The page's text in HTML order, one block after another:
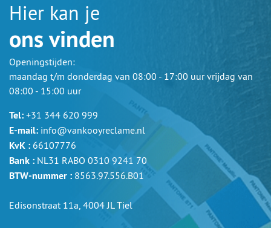
Hier kan je
ons vinden
Openingstijden:
maandag t/m donderdag van 08:00 - 17:00 uur vrijdag van
08:00 - 15:00 uur
Tel: +31 344 620 999
E-mail: info@vankooyreclame.nl
KvK : 66107776
Bank : NL31 RABO 0310 9241 70
BTW-nummer : 8563.97.556.B01
Edisonstraat 11a, 4004 JL Tiel